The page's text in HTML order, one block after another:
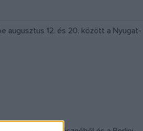
augusztus 12. és 20. között a Nyugat-